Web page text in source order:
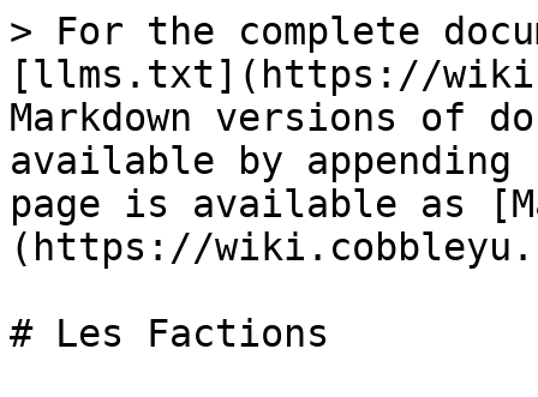
> For the complete
[llms.txt](https://
Markdown versions of
available by
page is available as
(https://
# Les Factions